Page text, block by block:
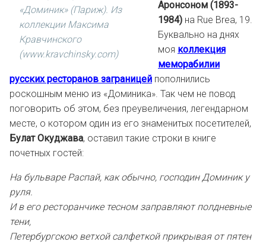
«Доминик» (Париж). Из
коллекции Максима
Кравчинского
(www.kravchinsky.com)
Аронсоном (1893-
1984) на Rue Brea, 19.
Буквально на днях
моя коллекция
меморабилии
русских ресторанов заграницей пополнились
роскошным меню из «Доминика». Так чем не повод
поговорить об этом, без преувеличения, легендарном
месте, о котором один из его знаменитых посетителей,
Булат Окуджава, оставил такие строки в книге
почетных гостей:
На бульваре Распай, как обычно, господин Доминик у
руля.
И в его ресторанчике тесном заправляют полдневные
тени,
Петербургскою ветхой салфеткой прикрывая от пятен